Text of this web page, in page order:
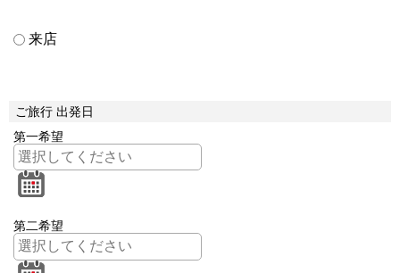
来店
ご旅行 出発日
第一希望
第二希望